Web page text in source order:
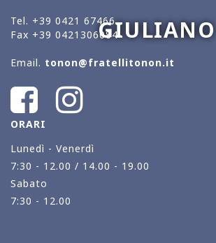
GIULIANO
Tel. +39 0421 67466
Fax +39 0421306084
Email. tonon@fratellitonon.it
ORARI
Lunedì - Venerdì
7:30 - 12.00 / 14.00 - 19.00
Sabato
7:30 - 12.00